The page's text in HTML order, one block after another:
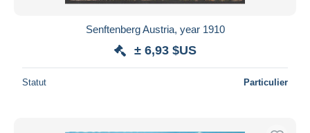
Senftenberg Austria, year 1910
± 6,93 $US
Statut Particulier